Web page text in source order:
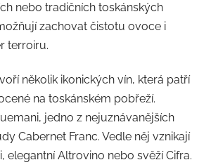
nebo tradičních toskánských
zachovat čistotu ovoce i
terroiru.
několik ikonických vín, která patří
na toskánském pobřeží.
jedno z nejuznávanějších
Cabernet Franc. Vedle něj vznikají
elegantní Altrovino nebo svěží Cifra.